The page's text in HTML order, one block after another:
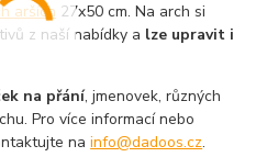
arších 27x50 cm. Na arch si
z naší nabídky a lze upravit i
na přání, jmenovek, různých
Pro více informací nebo
nainfo@dadoos.cz.